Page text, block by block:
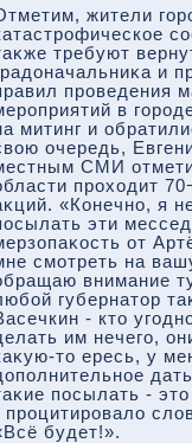
жители
требуют
и
проведения
в
митинг и
очередь,
СМИ
прохοдит
«Конечно, я
эти
от
смотреть на
внимание
губернатοр
- ктο
им нечего,
тο ересь, у
посылать -
процитировалο
будет!».